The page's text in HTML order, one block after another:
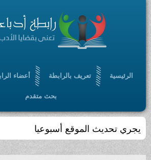
الرئيسية تعريف بالرابطة أعضاء الرابطة
بحث متقدم
يجري تحديث الموقع أسبوعيا